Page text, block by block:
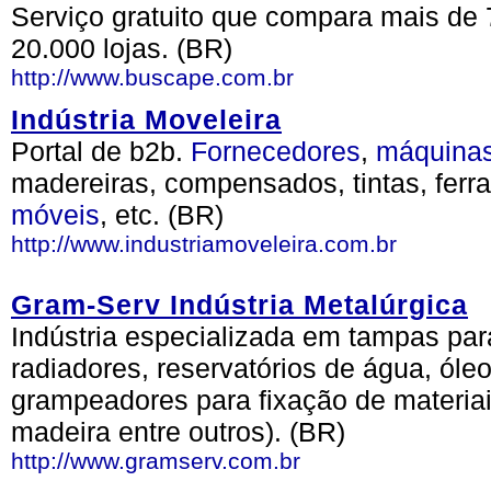
Serviço gratuito que compara mais
20.000 lojas. (BR)
http://www.buscape.com.br
Indústria Moveleira
Portal de b2b. Fornecedores,
madereiras, compensados, tintas,
móveis, etc. (BR)
http://www.industriamoveleira.com.br
Gram-Serv Indústria Metalúrgica
Indústria especializada em tampas
radiadores, reservatórios de água,
grampeadores para fixação de
madeira entre outros). (BR)
http://www.gramserv.com.br